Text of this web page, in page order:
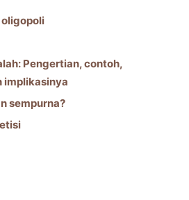
Pengertian, contoh,
implikasinya
sempurna?